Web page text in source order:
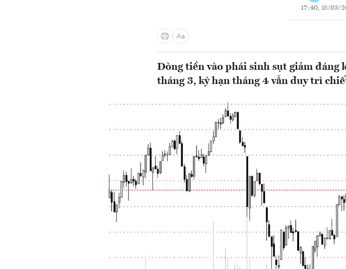
17:40, 18/03/
Dòng tiền vào phái sinh sụt giảm đáng
tháng 3, kỳ hạn tháng 4 vẫn duy trì